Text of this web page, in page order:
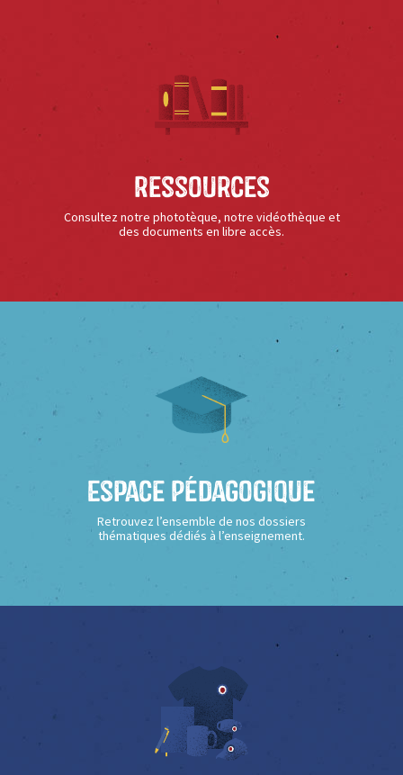
Ressources
Consultez notre phototèque, notre vidéothèque et
des documents en libre accès.
Espace Pédagogique
Retrouvez l’ensemble de nos dossiers
thématiques dédiés à l’enseignement.